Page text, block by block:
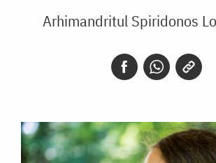
Arhimandritul Spiridonos